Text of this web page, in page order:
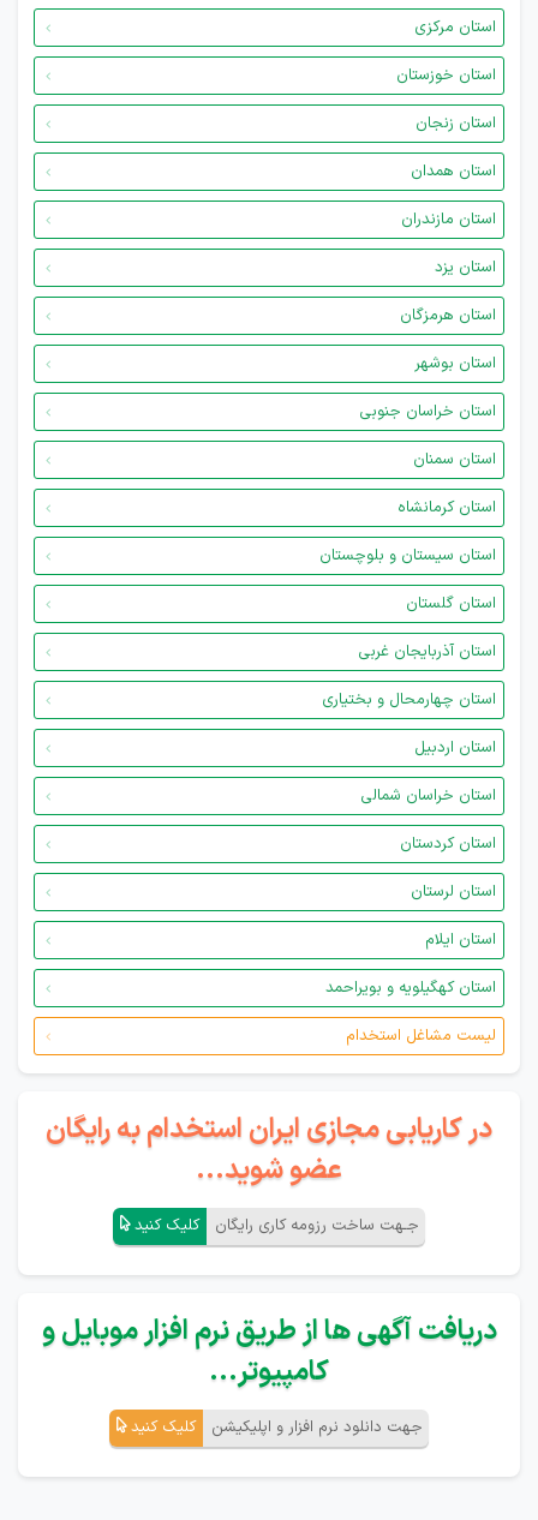
استان مرکزی
استان خوزستان
استان زنجان
استان همدان
استان مازندران
استان یزد
استان هرمزگان
استان بوشهر
استان خراسان جنوبی
استان سمنان
استان کرمانشاه
استان سیستان و بلوچستان
استان گلستان
استان آذربایجان غربی
استان چهارمحال و بختیاری
استان اردبیل
استان خراسان شمالی
استان کردستان
استان لرستان
استان ایلام
استان کهگیلویه و بویراحمد
لیست مشاغل استخدام
در کاریابی مجازی ایران استخدام به رایگان
عضو شوید...
جـهت ساخت رزومه کاری رایگان کلیک کنید
دریافت آگهی ها از طریق نرم افزار موبایل و
کامپیوتر...
جهت دانلود نرم افزار و اپلیکیشن کلیک کنید